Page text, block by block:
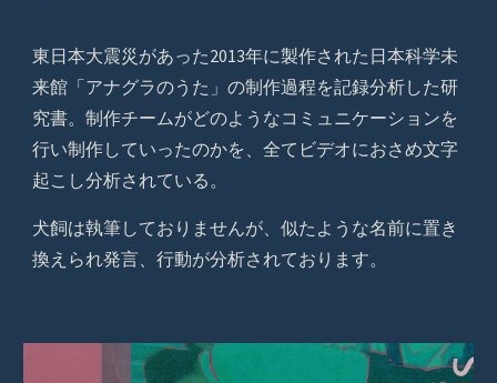
東日本大震災があった2013年に製作された日本科学未
来館「アナグラのうた」の制作過程を記録分析した研
究書。制作チームがどのようなコミュニケーションを
行い制作していったのかを、全てビデオにおさめ文字
起こし分析されている。
犬飼は執筆しておりませんが、似たような名前に置き
換えられ発言、行動が分析されております。